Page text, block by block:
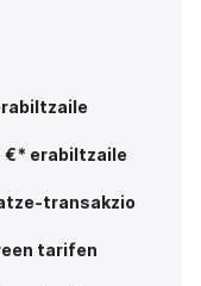
€* erabiltzaile
transakzio
tarifen